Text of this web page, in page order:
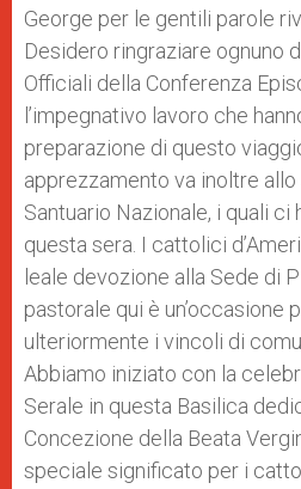
George per le gentili parole
Desidero ringraziare ognuno
Officiali della Conferenza
l’impegnativo lavoro che
preparazione di questo
apprezzamento va inoltre
Santuario Nazionale, i quali ci
questa sera. I cattolici
leale devozione alla Sede di
pastorale qui è un’occasione
ulteriormente i vincoli di
Abbiamo iniziato con la
Serale in questa Basilica
Concezione della Beata
speciale significato per i